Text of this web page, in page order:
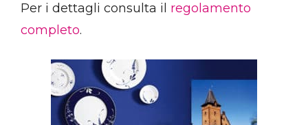
Per i dettagli consulta il regolamento
completo.